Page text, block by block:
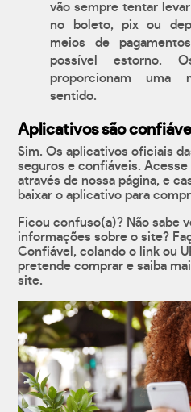
vão sempre tentar
no boleto, pix ou
meios de
possível estorno.
proporcionam uma
sentido.
Aplicativos são
Sim. Os aplicativos oficiais
seguros e confiáveis.
através de nossa página, e
baixar o aplicativo para
Ficou confuso(a)? Não sabe
informações sobre o site?
Confiável, colando o link ou
pretende comprar e saiba
site.